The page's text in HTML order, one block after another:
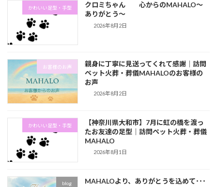
かわいい足型・手型
クロミちゃん 心からのMAHALO～
ありがとう～
2026年8月2日
お客様のお声
親身に丁寧に見送ってくれて感謝｜訪問
ペット火葬・葬儀MAHALOのお客様の
お声
2026年8月2日
かわいい足型・手型
【神奈川県大和市】7月に虹の橋を渡っ
たお友達の足型｜訪問ペット火葬・葬儀
MAHALO
2026年8月1日
blog MAHALOより、ありがとうを込めて･･･